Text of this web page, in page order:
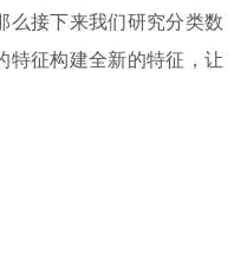
么接下来我们研究分类数
特征构建全新的特征，让